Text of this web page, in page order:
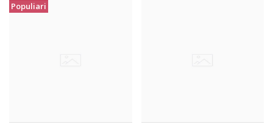
Populiari